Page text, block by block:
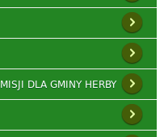
DLA GMINY HERBY